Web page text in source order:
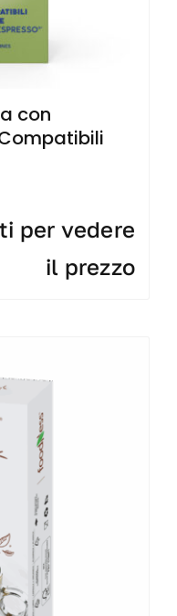
con
per vedere
il prezzo